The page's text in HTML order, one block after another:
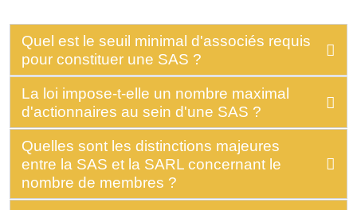
Quel est le seuil minimal d'associés requis
pour constituer une SAS ?
La loi impose-t-elle un nombre maximal
d'actionnaires au sein d'une SAS ?
Quelles sont les distinctions majeures
entre la SAS et la SARL concernant le
nombre de membres ?